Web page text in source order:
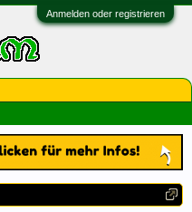
Anmelden oder registrieren